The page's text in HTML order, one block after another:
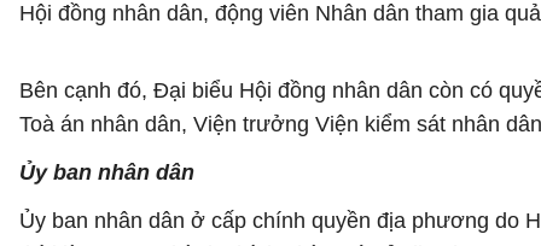
Hội đồng nhân dân, động viên Nhân dân tham gia
Bên cạnh đó, Đại biểu Hội đồng nhân dân còn có
Toà án nhân dân, Viện trưởng Viện kiểm sát nhân
Ủy ban nhân dân
Ủy ban nhân dân ở cấp chính quyền địa phương do